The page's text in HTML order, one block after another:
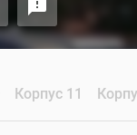
Корпус 11